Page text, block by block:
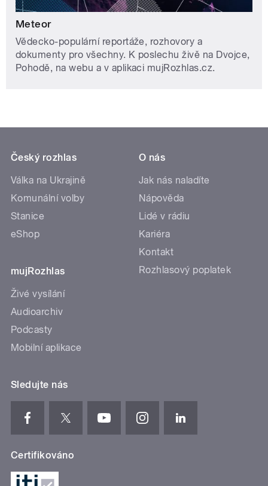
Meteor
Vědecko-populární reportáže, rozhovory a
dokumenty pro všechny. K poslechu živě na Dvojce,
Pohodě, na webu a v aplikaci mujRozhlas.cz.
Český rozhlas
Válka na Ukrajině
Komunální volby
Stanice
eShop
mujRozhlas
Živé vysílání
Audioarchiv
Podcasty
Mobilní aplikace
O nás
Jak nás naladíte
Nápověda
Lidé v rádiu
Kariéra
Kontakt
Rozhlasový poplatek
Sledujte nás
Certifikováno